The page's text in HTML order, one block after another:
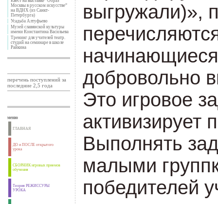
Москвы в русском искусстве”
на ВДНХ (из Санкт-
Петербурга)
Усадьба Алтуфьево
Музей славянской культуры
имени Константина Васильева
Тренинг для учителей театр.
студий на семинаре в школе
Райкина
перечень поступлений за
последние 2,5 года
меню
ГЛАВНАЯ
ДО и ПОСЛЕ открытого
урока
СБОРНИК игровых приемов
обучения
Теория РЕЖИССУРЫ
УРОКА
выгружали)»,
добровольно
Это игровое
активизирует
Выполнять
малыми
победителей